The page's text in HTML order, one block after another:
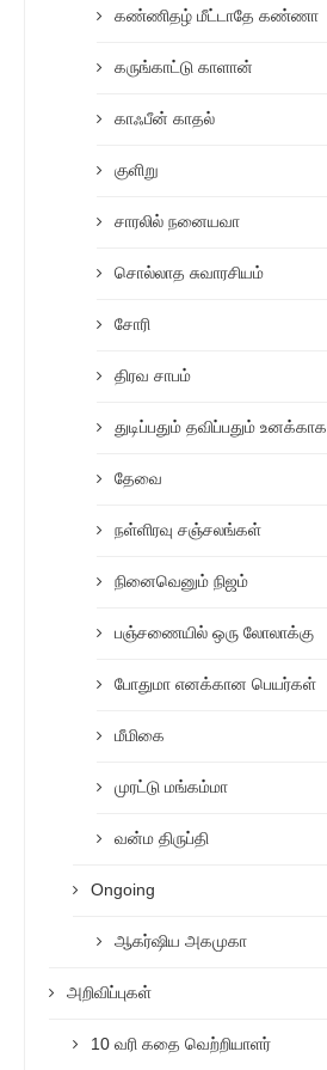
கண்ணிதழ் மீட்டாதே கண்ணா
கருங்காட்டு காளான்
காஃபீன் காதல்
குளிறு
சாரலில் நனையவா
சொல்லாத சுவாரசியம்
சோரி
திரவ சாபம்
துடிப்பதும் தவிப்பதும் உனக்காக
தேவை
நள்ளிரவு சஞ்சலங்கள்
நினைவெனும் நிஜம்
பஞ்சணையில் ஒரு லோலாக்கு
போதுமா எனக்கான பெயர்கள்
மீமிகை
முரட்டு மங்கம்மா
வன்ம திருப்தி
Ongoing
ஆகர்ஷிய அகமுகா
அறிவிப்புகள்
10 வரி கதை வெற்றியாளர்